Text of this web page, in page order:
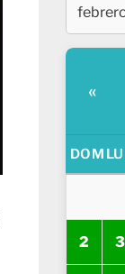
«
DOM
2 3